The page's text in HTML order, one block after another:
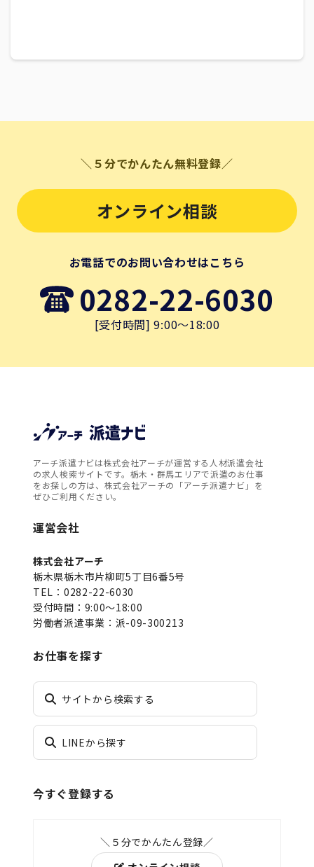
＼５分でかんたん無料登録／
オンライン相談
お電話でのお問い合わせはこちら
0282-22-6030
[受付時間] 9:00～18:00
アーチ派遣ナビは株式会社アーチが運営する人材派遣会社
の求人検索サイトです。栃木・群馬エリアで派遣のお仕事
をお探しの方は、株式会社アーチの「アーチ派遣ナビ」を
ぜひご利用ください。
運営会社
株式会社アーチ
栃木県栃木市片柳町5丁目6番5号
TEL：0282-22-6030
受付時間：9:00～18:00
労働者派遣事業：派-09-300213
お仕事を探す
サイトから検索する
LINEから探す
今すぐ登録する
＼５分でかんたん登録／